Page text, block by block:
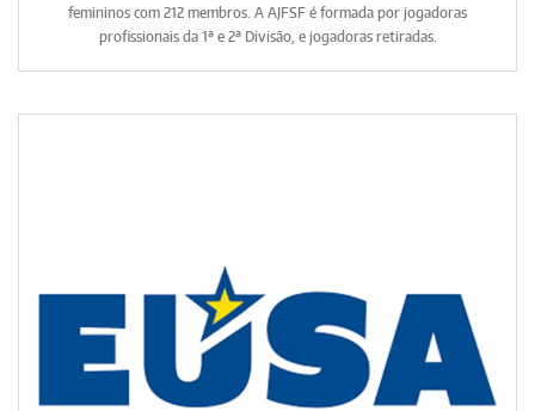
femininos com 212 membros. A AJFSF é formada por jogadoras
profissionais da 1ª e 2ª Divisão, e jogadoras retiradas.